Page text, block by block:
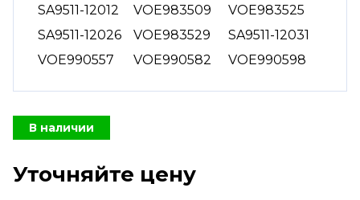
SA9511-12012
VOE983509
VOE983525
SA9511-12026
VOE983529
SA9511-12031
VOE990557
VOE990582 VOE990598
В наличии
Уточняйте цену